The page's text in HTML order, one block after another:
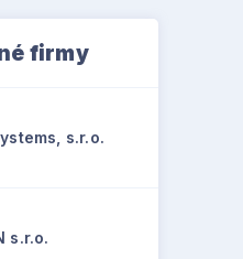
firmy
s.r.o.
s.r.o.